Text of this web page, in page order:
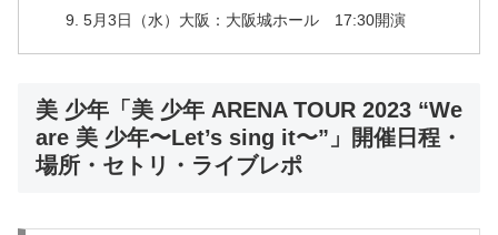
5月3日（水）大阪：大阪城ホール 17:30開演
美 少年「美 少年 ARENA TOUR 2023 “We
are 美 少年〜Let’s sing it〜”」開催日程・
場所・セトリ・ライブレポ